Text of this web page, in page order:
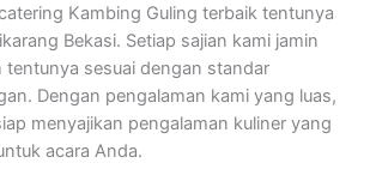
Kambing Guling terbaik tentunya
Bekasi. Setiap sajian kami jamin
tentunya sesuai dengan standar
Dengan pengalaman kami yang luas,
menyajikan pengalaman kuliner yang
acara Anda.